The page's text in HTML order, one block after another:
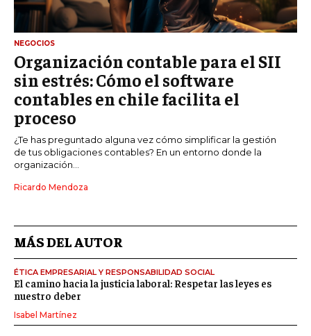
NEGOCIOS
Organización contable para el SII
sin estrés: Cómo el software
contables en chile facilita el
proceso
¿Te has preguntado alguna vez cómo simplificar la gestión
de tus obligaciones contables? En un entorno donde la
organización...
Ricardo Mendoza
MÁS DEL AUTOR
ÉTICA EMPRESARIAL Y RESPONSABILIDAD SOCIAL
El camino hacia la justicia laboral: Respetar las leyes es
nuestro deber
Isabel Martínez